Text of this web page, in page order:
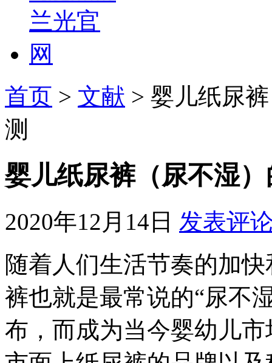
首页 > 文献 > 婴儿纸尿
测
婴儿纸尿裤（尿不湿
2020年12月14日 发表评
随着人们生活节奏的加
裤也就是最常说的“尿不
布，而成为当今婴幼儿